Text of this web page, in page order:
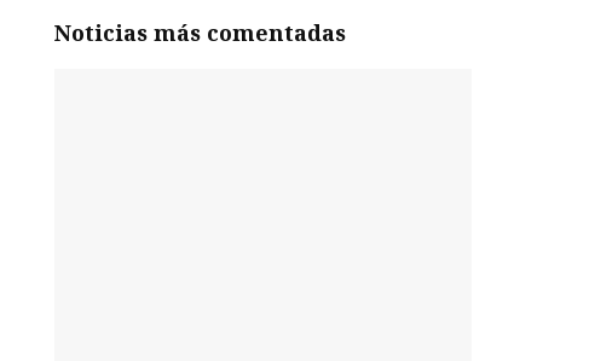
Noticias más comentadas